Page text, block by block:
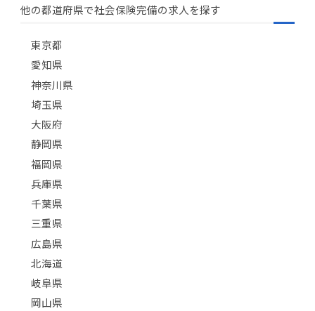
他の都道府県で社会保険完備の求人を探す
東京都
愛知県
神奈川県
埼玉県
大阪府
静岡県
福岡県
兵庫県
千葉県
三重県
広島県
北海道
岐阜県
岡山県